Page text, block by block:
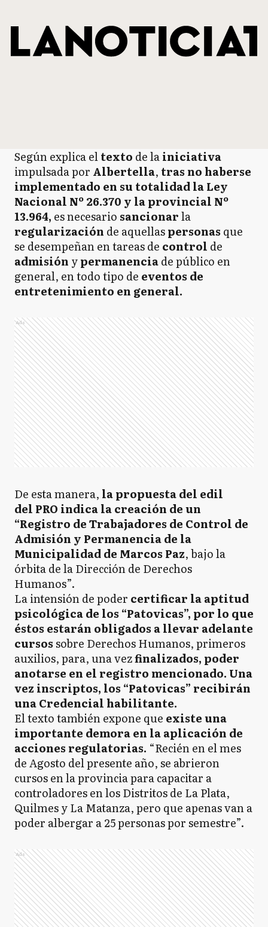
Según explica eltexto de lainiciativa
impulsada por Albertella, tras no haberse
implementado en su totalidad la Ley
Nacional Nº 26.370 y la provincial Nº
13.964, es necesario sancionarla
regularización de aquellaspersonas que
se desempeñan en tareas de control de
admisión ypermanenciade público en
general, en todo tipo de eventos de
entretenimiento en general.
Ads
De esta manera, la propuesta del edil
del PRO indica la creación de un
“Registro de Trabajadores de Control de
Admisión y Permanencia de la
Municipalidad de Marcos Paz, bajo la
órbita de la Dirección de Derechos
Humanos”.
La intensión de poder certificar la aptitud
psicológica de los “Patovicas”, por lo que
éstos estarán obligados a llevar adelante
cursossobre Derechos Humanos, primeros
auxilios, para, una vezfinalizados, poder
anotarse en el registro mencionado. Una
vez inscriptos, los “Patovicas” recibirán
una Credencial habilitante.
El texto también expone que existe una
importante demora en la aplicación de
acciones regulatorias. “Recién en el mes
de Agosto del presente año, se abrieron
cursos en la provincia para capacitar a
controladores en los Distritos de La Plata,
Quilmes y La Matanza, pero que apenas van a
poder albergar a 25 personas por semestre”.
Ads